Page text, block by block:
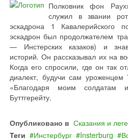
Полковник фон
служил в звании
эскадрона 1 Кавалерийского
эскадрон был продолжателем
— Инстерских казаков) и
историй. Он рассказывал их на
Когда его спросили, где он так
диалект, будучи сам уроженцем
«Благодаря моим солдатам
Буттгерейту.
Опубликовано в Сказания и
Теги
Инстербург Insterburg